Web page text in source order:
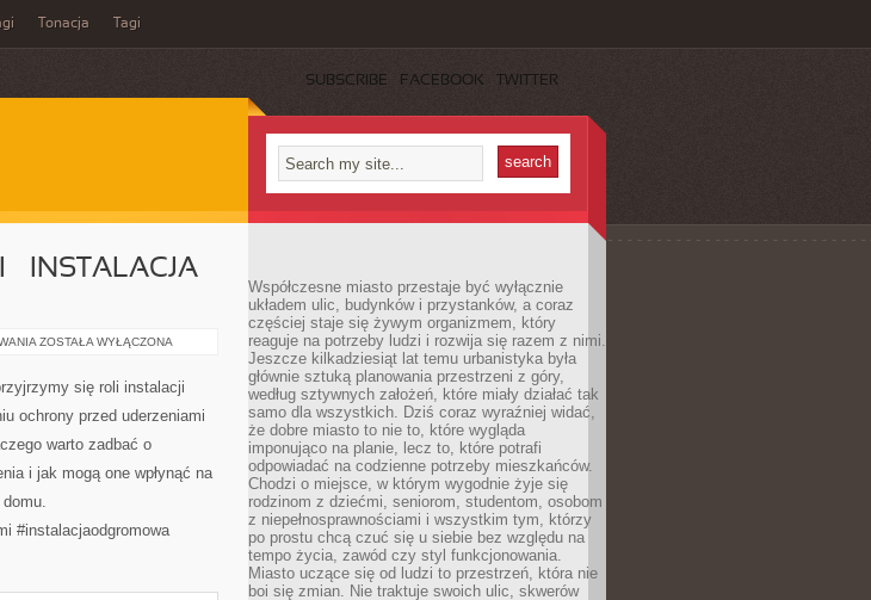
Tonacja Tagi
SUBSCRIBE FACEBOOK TWITTER
– INSTALACJA
OCHRONA
INSTALACJA
W
ZOSTAŁA WYŁĄCZONA
się roli instalacji
ochrony przed uderzeniami
warto zadbać o
i jak mogą one wpłynąć na
#instalacjaodgromowa
Współczesne miasto przestaje być wyłącznie
układem ulic, budynków i przystanków, a coraz
częściej staje się żywym organizmem, który
reaguje na potrzeby ludzi i rozwija się razem z nimi.
Jeszcze kilkadziesiąt lat temu urbanistyka była
głównie sztuką planowania przestrzeni z góry,
według sztywnych założeń, które miały działać tak
samo dla wszystkich. Dziś coraz wyraźniej widać,
że dobre miasto to nie to, które wygląda
imponująco na planie, lecz to, które potrafi
odpowiadać na codzienne potrzeby mieszkańców.
Chodzi o miejsce, w którym wygodnie żyje się
rodzinom z dziećmi, seniorom, studentom, osobom
z niepełnosprawnościami i wszystkim tym, którzy
po prostu chcą czuć się u siebie bez względu na
tempo życia, zawód czy styl funkcjonowania.
Miasto uczące się od ludzi to przestrzeń, która nie
boi się zmian. Nie traktuje swoich ulic, skwerów